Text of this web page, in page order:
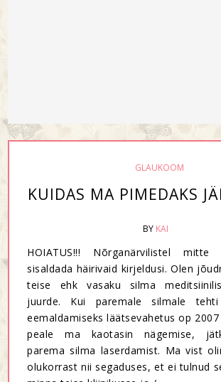
GLAUKOOM
KUIDAS MA PIMEDAKS
BY KAI
HOIATUS!!! Nõrganärvilistel mitte
sisaldada häirivaid kirjeldusi. Olen
teise ehk vasaku silma
juurde. Kui paremale silmale tehti
eemaldamiseks läätsevahetus op
peale ma kaotasin nägemise,
parema silma laserdamist. Ma vist
olukorrast nii segaduses, et ei tulnud